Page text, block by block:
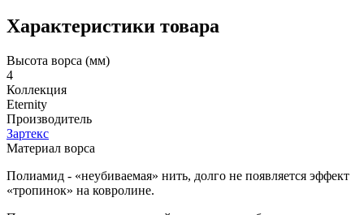
Характеристики товара
Высота ворса (мм)
4
Коллекция
Eternity
Производитель
Зартекс
Материал ворса
Полиамид - «неубиваемая» нить, долго не появляется эффект
«тропинок» на ковролине.